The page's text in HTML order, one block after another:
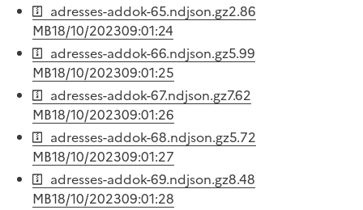
adresses-addok-65.ndjson.gz2.86
MB18/10/202309:01:24
adresses-addok-66.ndjson.gz5.99
MB18/10/202309:01:25
adresses-addok-67.ndjson.gz7.62
MB18/10/202309:01:26
adresses-addok-68.ndjson.gz5.72
MB18/10/202309:01:27
adresses-addok-69.ndjson.gz8.48
MB18/10/202309:01:28